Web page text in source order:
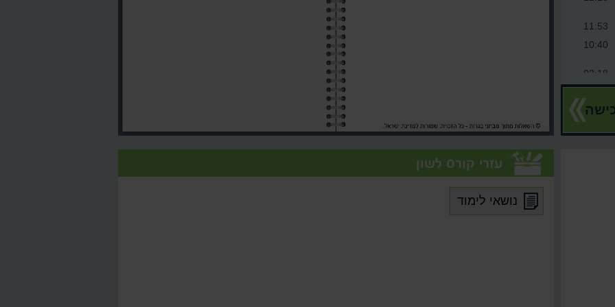
11:53
10:40
03:18
13:57
13:32
04:30
עזרי קורס לשון
נושאי לימוד